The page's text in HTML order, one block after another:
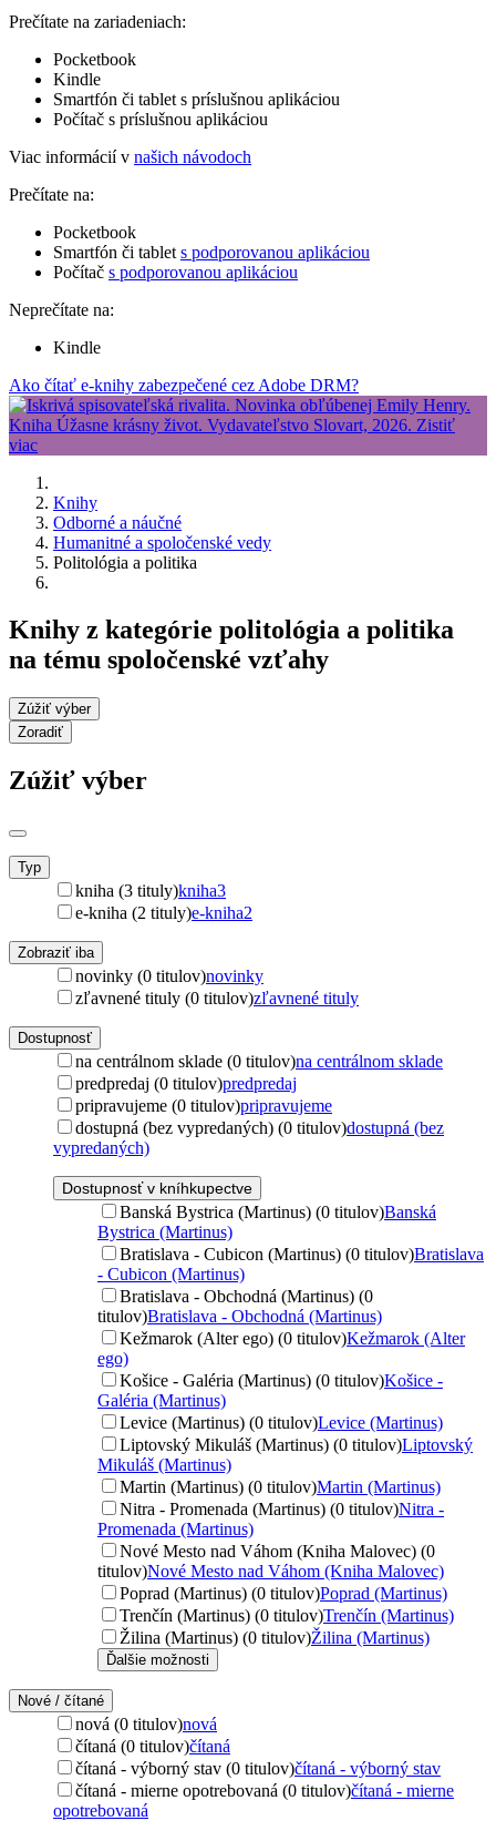
Prečítate na zariadeniach:
Pocketbook
Kindle
Smartfón či tablet s príslušnou aplikáciou
Počítač s príslušnou aplikáciou
Viac informácií v našich návodoch
Prečítate na:
Pocketbook
Smartfón či tablet s podporovanou aplikáciou
Počítač s podporovanou aplikáciou
Neprečítate na:
Kindle
Ako čítať e-knihy zabezpečené cez Adobe DRM?
Knihy
Odborné a náučné
Humanitné a spoločenské vedy
Politológia a politika
Knihy z kategórie politológia a politika
na tému spoločenské vzťahy
Zúžiť výber
Zoradiť
Zúžiť výber
Typ
kniha (3 tituly)kniha3
e-kniha (2 tituly)e-kniha2
Zobraziť iba
novinky (0 titulov)novinky
zľavnené tituly (0 titulov)zľavnené tituly
Dostupnosť
na centrálnom sklade (0 titulov)na centrálnom sklade
predpredaj (0 titulov)predpredaj
pripravujeme (0 titulov)pripravujeme
dostupná (bez vypredaných) (0 titulov)dostupná (bez
vypredaných)
Dostupnosť v kníhkupectve
Banská Bystrica (Martinus) (0 titulov)Banská
Bystrica (Martinus)
Bratislava - Cubicon (Martinus) (0 titulov)Bratislava
- Cubicon (Martinus)
Bratislava - Obchodná (Martinus) (0
titulov)Bratislava - Obchodná (Martinus)
Kežmarok (Alter ego) (0 titulov)Kežmarok (Alter
ego)
Košice - Galéria (Martinus) (0 titulov)Košice -
Galéria (Martinus)
Levice (Martinus) (0 titulov)Levice (Martinus)
Liptovský Mikuláš (Martinus) (0 titulov)Liptovský
Mikuláš (Martinus)
Martin (Martinus) (0 titulov)Martin (Martinus)
Nitra - Promenada (Martinus) (0 titulov)Nitra -
Promenada (Martinus)
Nové Mesto nad Váhom (Kniha Malovec) (0
titulov)Nové Mesto nad Váhom (Kniha Malovec)
Poprad (Martinus) (0 titulov)Poprad (Martinus)
Trenčín (Martinus) (0 titulov)Trenčín (Martinus)
Žilina (Martinus) (0 titulov)Žilina (Martinus)
Ďalšie možnosti
Nové / čítané
nová (0 titulov)nová
čítaná (0 titulov)čítaná
čítaná - výborný stav (0 titulov)čítaná - výborný stav
čítaná - mierne opotrebovaná (0 titulov)čítaná - mierne
opotrebovaná